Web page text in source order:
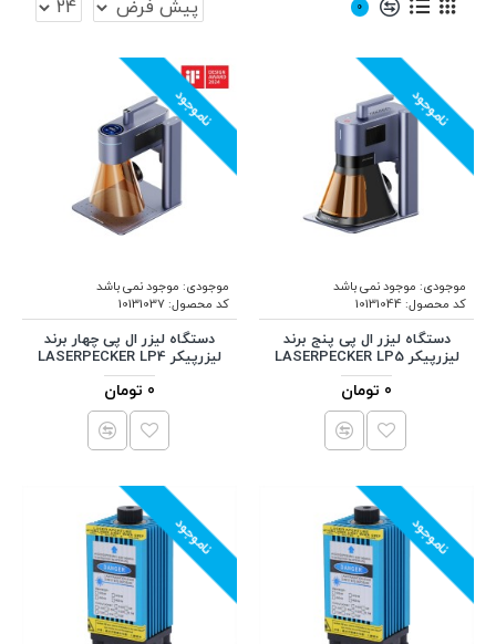
0
ناموجود
موجودی: موجود نمی باشد
کد محصول:10131044
دستگاه لیزر ال پی پنج برند
لیزرپیکر LASERPECKER LP5
0 تومان
ناموجود
موجودی: موجود نمی باشد
کد محصول:10131037
دستگاه لیزر ال پی چهار برند
لیزرپیکر LASERPECKER LP4
0 تومان
ناموجود ناموجود